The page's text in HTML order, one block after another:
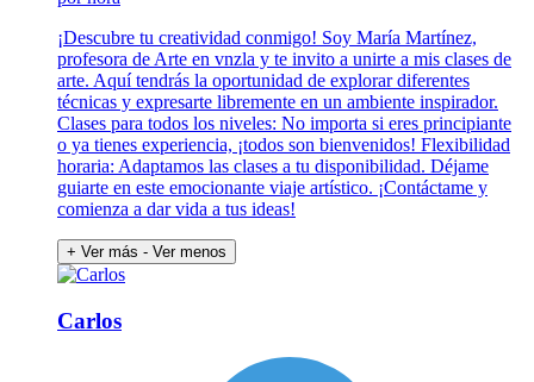
¡Descubre tu creatividad conmigo! Soy María Martínez,
profesora de Arte en vnzla y te invito a unirte a mis clases de
arte. Aquí tendrás la oportunidad de explorar diferentes
técnicas y expresarte libremente en un ambiente inspirador.
Clases para todos los niveles: No importa si eres principiante
o ya tienes experiencia, ¡todos son bienvenidos! Flexibilidad
horaria: Adaptamos las clases a tu disponibilidad. Déjame
guiarte en este emocionante viaje artístico. ¡Contáctame y
comienza a dar vida a tus ideas!
+ Ver más - Ver menos
Carlos